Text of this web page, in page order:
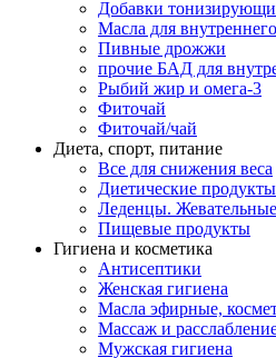
Добавки
Масла для
Пивные дрожжи
прочие БАД для
Рыбий жир и омега-3
Фиточай
Фиточай/чай
Диета, спорт, питание
Все для снижения веса
Диетические продукты
Леденцы.
Пищевые продукты
Гигиена и косметика
Антисептики
Женская гигиена
Масла эфирные,
Массаж и
Мужская гигиена